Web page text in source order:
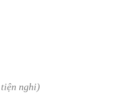
nghi)